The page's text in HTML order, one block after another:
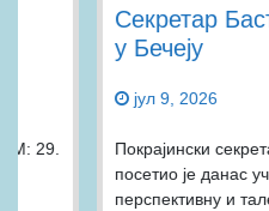
Секретар Баста
у Бечеју
јул 9, 2026
Покрајински секретар за
посетио је данас учеснике
перспективну и